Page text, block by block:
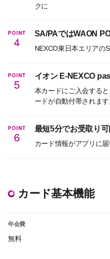
クに
POINT
4
SA/PAではWAON
NEXCO東日本エリアの
POINT
5
イオン E-NEXCO
本カードにご入会する
ードが自動付帯されます
POINT
6
最短5分でお受取り可
カード情報がアプリに
カード基本機能
年会費
無料